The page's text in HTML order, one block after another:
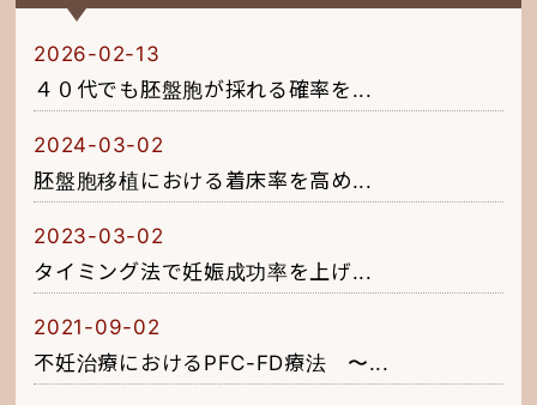
2026-02-13
４０代でも胚盤胞が採れる確率を...
2024-03-02
胚盤胞移植における着床率を高め...
2023-03-02
タイミング法で妊娠成功率を上げ...
2021-09-02
不妊治療におけるPFC-FD療法 〜...